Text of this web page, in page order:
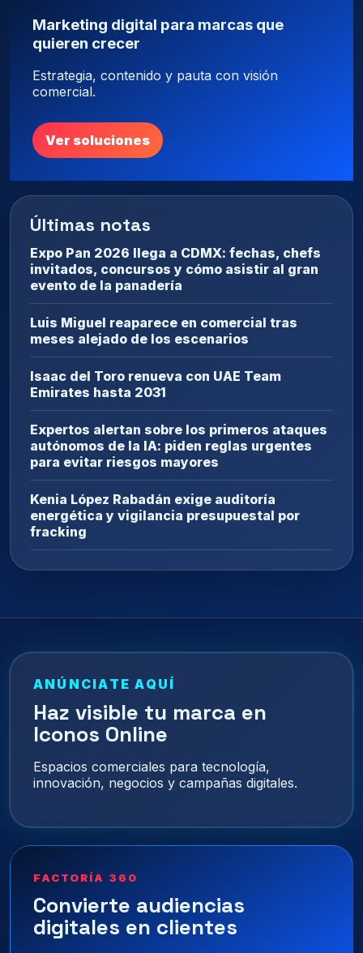
Marketing digital para marcas que
quieren crecer
Estrategia, contenido y pauta con visión
comercial.
Ver soluciones
Últimas notas
Expo Pan 2026 llega a CDMX: fechas, chefs
invitados, concursos y cómo asistir al gran
evento de la panadería
Luis Miguel reaparece en comercial tras
meses alejado de los escenarios
Isaac del Toro renueva con UAE Team
Emirates hasta 2031
Expertos alertan sobre los primeros ataques
autónomos de la IA: piden reglas urgentes
para evitar riesgos mayores
Kenia López Rabadán exige auditoría
energética y vigilancia presupuestal por
fracking
ANÚNCIATE AQUÍ
Haz visible tu marca en
Iconos Online
Espacios comerciales para tecnología,
innovación, negocios y campañas digitales.
FACTORÍA 360
Convierte audiencias
digitales en clientes